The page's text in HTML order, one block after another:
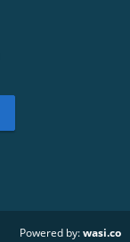
Powered by:wasi.co